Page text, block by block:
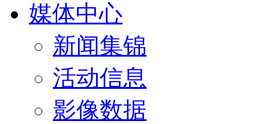
媒体中心
新闻集锦
活动信息
影像数据